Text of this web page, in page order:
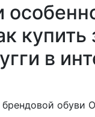
в
обуви